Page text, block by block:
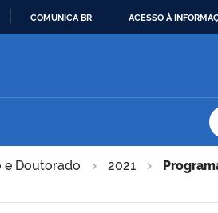
COMUNICA BR ACESSO À
e Doutorado 2021